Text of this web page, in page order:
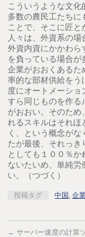
こういうような文
多数の農民工たちに
ことで、そこに匠と
人々は、外資系の
外資内資にかかわら
を負っている場合が
企業がおおくあるた
率的な部材供給をう
度にオートメーシ
すら同じものを作る
がおおい。そのため
れるスキルはそれほ
く、という概念が
たが最後、それっき
としても１００％か
ないたいめ、単純労
い。（つづく）
投稿タグ 中国,企
← サーバー速度の計算